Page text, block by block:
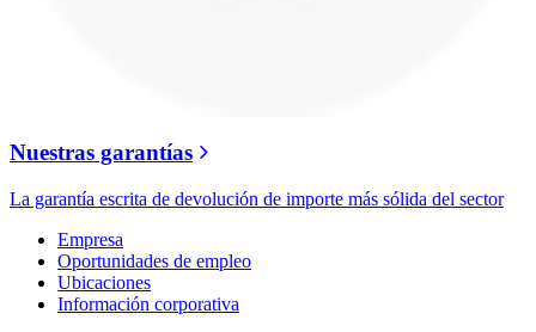
Nuestras garantías
La garantía escrita de devolución de importe más sólida del sector
Empresa
Oportunidades de empleo
Ubicaciones
Información corporativa